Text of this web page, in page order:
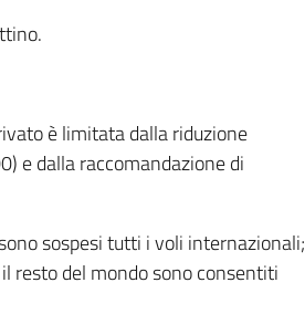
è limitata dalla riduzione
e dalla raccomandazione di
sospesi tutti i voli internazionali;
resto del mondo sono consentiti